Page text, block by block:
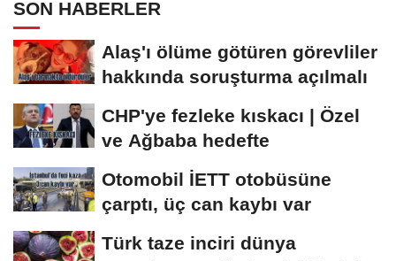
SON HABERLER
Alaş'ı ölüme götüren görevliler
hakkında soruşturma açılmalı
CHP'ye fezleke kıskacı | Özel
ve Ağbaba hedefte
Otomobil İETT otobüsüne
çarptı, üç can kaybı var
Türk taze inciri dünya